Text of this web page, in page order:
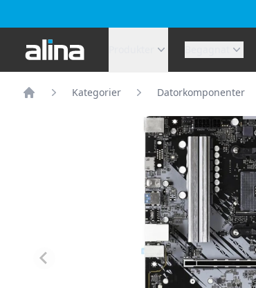
Alina.se
Kategorier Datorkomponenter